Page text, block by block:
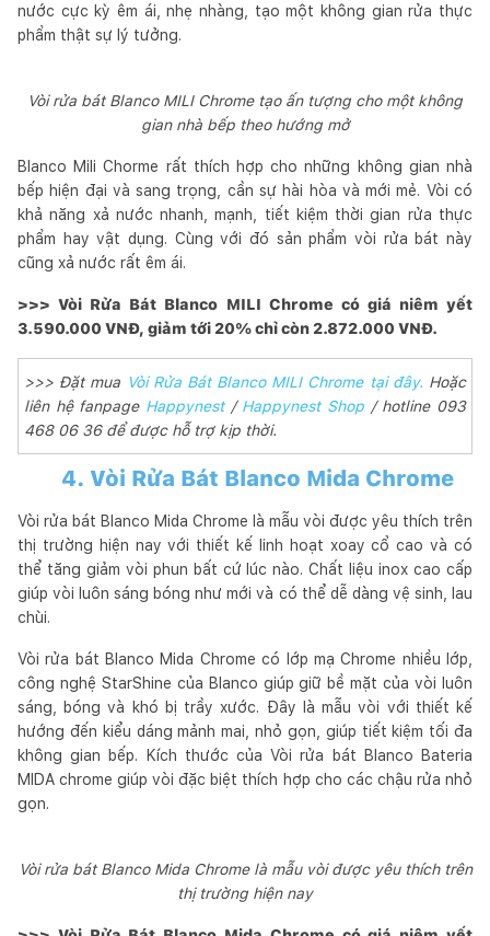
nước cực kỳ êm ái, nhẹ nhàng, tạo một không gian rửa thực
phẩm thật sự lý tưởng.
Vòi rửa bát Blanco MILI Chrome tạo ấn tượng cho một không
gian nhà bếp theo hướng mở
Blanco Mili Chorme rất thích hợp cho những không gian nhà
bếp hiện đại và sang trọng, cần sự hài hòa và mới mẻ. Vòi có
khả năng xả nước nhanh, mạnh, tiết kiệm thời gian rửa thực
phẩm hay vật dụng. Cùng với đó sản phẩm vòi rửa bát này
cũng xả nước rất êm ái.
>>> Vòi Rửa Bát Blanco MILI Chrome có giá niêm yết
3.590.000 VNĐ, giảm tới 20% chỉ còn 2.872.000 VNĐ.
>>> Đặt mua Vòi Rửa Bát Blanco MILI Chrome tại đây. Hoặc
liên hệ fanpage Happynest/ Happynest Shop / hotline 093
468 06 36 để được hỗ trợ kịp thời.
4. Vòi Rửa Bát Blanco Mida Chrome
Vòi rửa bát Blanco Mida Chrome là mẫu vòi được yêu thích trên
thị trường hiện nay với thiết kế linh hoạt xoay cổ cao và có
thể tăng giảm vòi phun bất cứ lúc nào. Chất liệu inox cao cấp
giúp vòi luôn sáng bóng như mới và có thể dễ dàng vệ sinh, lau
chùi.
Vòi rửa bát Blanco Mida Chrome có lớp mạ Chrome nhiều lớp,
công nghệ StarShine của Blanco giúp giữ bề mặt của vòi luôn
sáng, bóng và khó bị trầy xước. Đây là mẫu vòi với thiết kế
hướng đến kiểu dáng mảnh mai, nhỏ gọn, giúp tiết kiệm tối đa
không gian bếp. Kích thước của Vòi rửa bát Blanco Bateria
MIDA chrome giúp vòi đặc biệt thích hợp cho các chậu rửa nhỏ
gọn.
Vòi rửa bát Blanco Mida Chrome là mẫu vòi được yêu thích trên
thị trường hiện nay